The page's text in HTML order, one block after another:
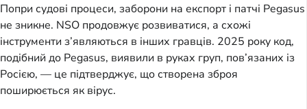
Попри судові процеси, заборони на експорт і патчі Pegasus
не зникне. NSO продовжує розвиватися, а схожі
інструменти з’являються в інших гравців. 2025 року код,
подібний до Pegasus, виявили в руках груп, пов’язаних із
Росією, — це підтверджує, що створена зброя
поширюється як вірус.